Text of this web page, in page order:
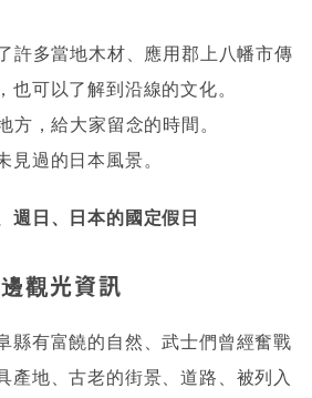
許多當地木材、應用郡上八幡市傳
也可以了解到沿線的文化。
方，給大家留念的時間。
見過的日本風景。
週日、日本的國定假日
觀光資訊
縣有富饒的自然、武士們曾經奮戰
產地、古老的街景、道路、被列入